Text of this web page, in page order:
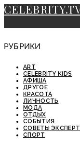
РУБРИКИ
ART
CELEBRITY KIDS
АФИША
ДРУГОЕ
КРАСОТА
ЛИЧНОСТЬ
МОДА
ОТДЫХ
СОБЫТИЯ
СОВЕТЫ
СПОРТ